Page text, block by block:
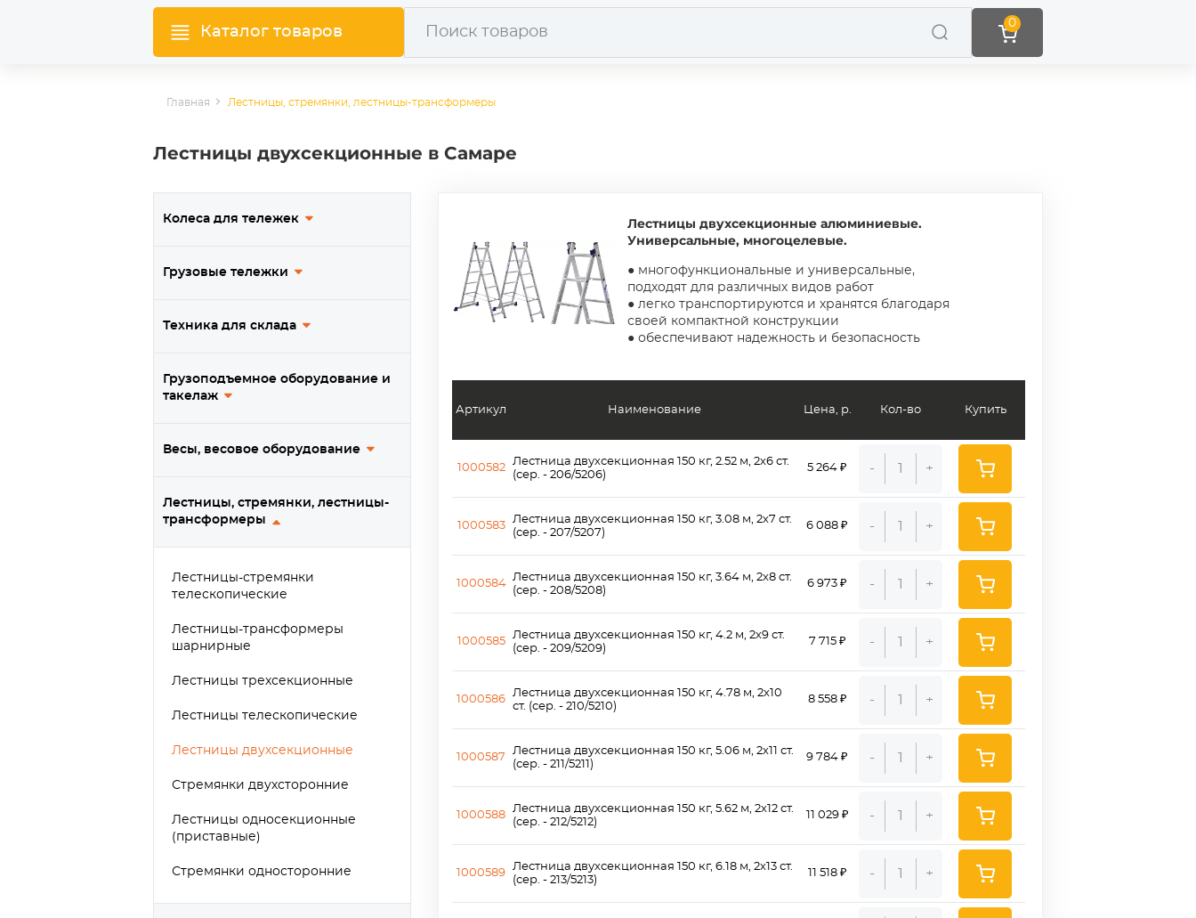
Каталог товаров
0
Главная Лестницы, стремянки, лестницы-трансформеры
Лестницы двухсекционные в Самаре
Колеса для тележек
Грузовые тележки
Техника для склада
Грузоподъемное оборудование и
такелаж
Весы, весовое оборудование
Лестницы, стремянки, лестницы-
трансформеры
Лестницы-стремянки
телескопические
Лестницы-трансформеры
шарнирные
Лестницы трехсекционные
Лестницы телескопические
Лестницы двухсекционные
Стремянки двухсторонние
Лестницы односекционные
(приставные)
Стремянки односторонние
Лестницы двухсекционные алюминиевые.
Универсальные, многоцелевые.
● многофункциональные и универсальные,
подходят для различных видов работ
● легко транспортируются и хранятся благодаря
своей компактной конструкции
● обеспечивают надежность и безопасность
Артикул
1000582
1000583
1000584
1000585
1000586
1000587
1000588
1000589
Наименование
Лестница двухсекционная 150 кг, 2.52 м, 2х6 ст.
(сер. - 206/5206)
Лестница двухсекционная 150 кг, 3.08 м, 2х7 ст.
(сер. - 207/5207)
Лестница двухсекционная 150 кг, 3.64 м, 2х8 ст.
(сер. - 208/5208)
Лестница двухсекционная 150 кг, 4.2 м, 2х9 ст.
(сер. - 209/5209)
Лестница двухсекционная 150 кг, 4.78 м, 2х10
ст. (сер. - 210/5210)
Лестница двухсекционная 150 кг, 5.06 м, 2х11 ст.
(сер. - 211/5211)
Лестница двухсекционная 150 кг, 5.62 м, 2х12 ст.
(сер. - 212/5212)
Лестница двухсекционная 150 кг, 6.18 м, 2х13 ст.
(сер. - 213/5213)
Цена, р.
5 264 ₽
6 088 ₽
6 973 ₽
7 715 ₽
8 558 ₽
9 784 ₽
11 029 ₽
11 518 ₽
Кол-во
- +
- +
- +
- +
- +
- +
- +
- +
Купить